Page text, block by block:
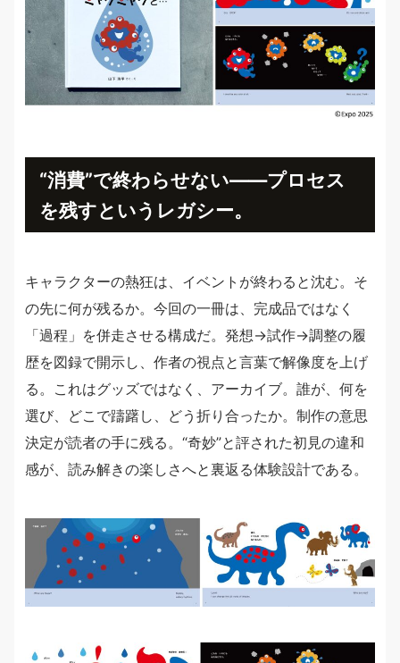
“消費”で終わらせない——プロセス
を残すというレガシー。
キャラクターの熱狂は、イベントが終わると沈む。そ
の先に何が残るか。今回の一冊は、完成品ではなく
「過程」を併走させる構成だ。発想→試作→調整の履
歴を図録で開示し、作者の視点と言葉で解像度を上げ
る。これはグッズではなく、アーカイブ。誰が、何を
選び、どこで躊躇し、どう折り合ったか。制作の意思
決定が読者の手に残る。“奇妙”と評された初見の違和
感が、読み解きの楽しさへと裏返る体験設計である。